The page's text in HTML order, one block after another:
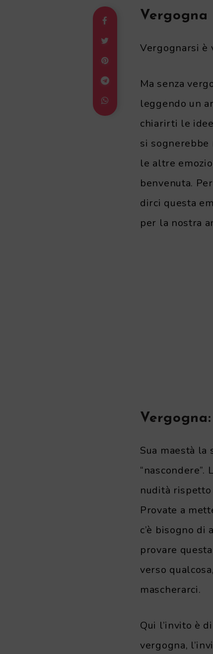
Vergogna
Vergognarsi è
Ma senza
leggendo un
chiarirti le
si sognerebbe
le altre
benvenuta.
dirci questa
per la nostra
Sua maestà la
nudità rispetto
Provate a
c’è bisogno
provare
verso
mascherarci.
Qui l’invito è
vergogna,